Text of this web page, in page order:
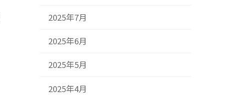
2025年7月
2025年6月
2025年5月
2025年4月